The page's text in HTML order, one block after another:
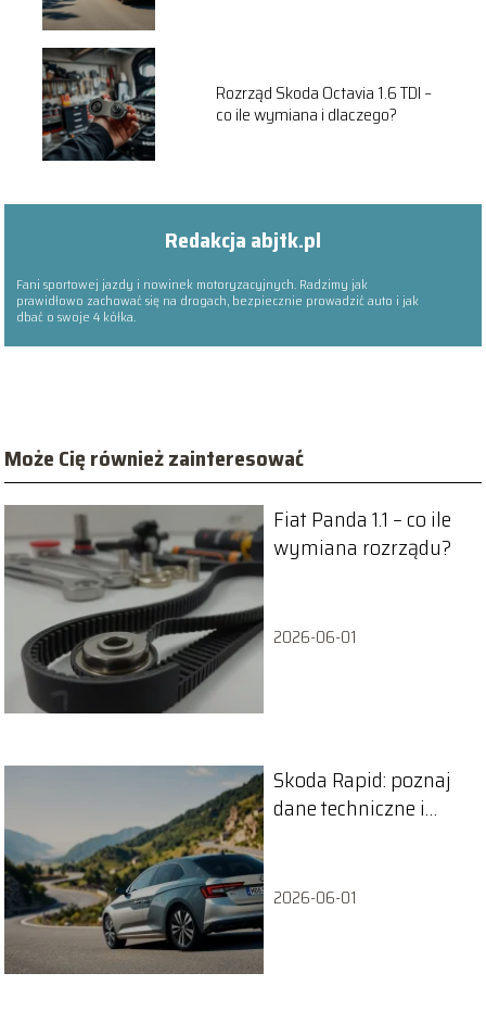
Rozrząd Skoda Octavia 1.6 TDI –
co ile wymiana i dlaczego?
Redakcja abjtk.pl
Fani sportowej jazdy i nowinek motoryzacyjnych. Radzimy jak
prawidłowo zachować się na drogach, bezpiecznie prowadzić auto i jak
dbać o swoje 4 kółka.
Może Cię również zainteresować
Fiat Panda 1.1 – co ile
wymiana rozrządu?
2026-06-01
Skoda Rapid: poznaj
dane techniczne i
2026-06-01